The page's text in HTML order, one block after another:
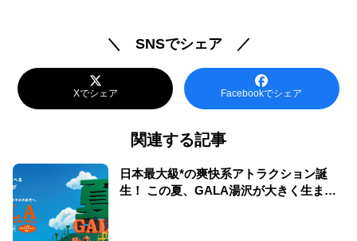
＼ SNSでシェア ／
Xでシェア Facebookでシェア
関連する記事
日本最大級*の爽快系アトラクション誕
生！ この夏、GALA湯沢が大きく生まれ